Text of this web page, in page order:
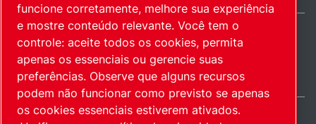
Mapa do siteGerenciar cookies© 2026 Direitos autorais.
Brazil / PT
funcione corretamente, melhore sua experiência
e mostre conteúdo relevante. Você tem o
controle: aceite todos os cookies, permita
apenas os essenciais ou gerencie suas
preferências. Observe que alguns recursos
podem não funcionar como previsto se apenas
os cookies essenciais estiverem ativados.